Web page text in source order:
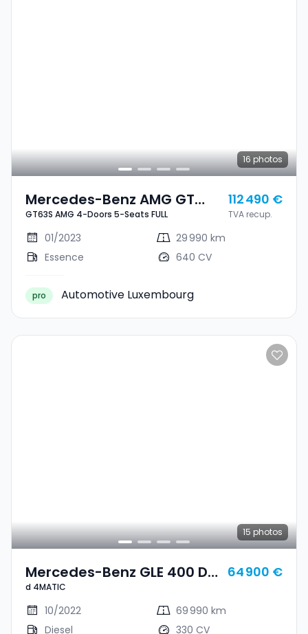
16 photos
Mercedes-Benz AMG GT
GT63S AMG 4-Doors 5-
Seats FULL
GT63S AMG 4-Doors 5-Seats FULL
112 490 €
TVA recup.
01/2023
29 990 km
Essence
640 CV
pro Automotive Luxembourg
15 photos
Mercedes-Benz GLE 400 D
4MATIC
d 4MATIC
64 900 €
10/2022
69 990 km
Diesel
330 CV